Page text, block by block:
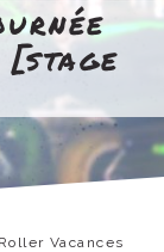
Vacances